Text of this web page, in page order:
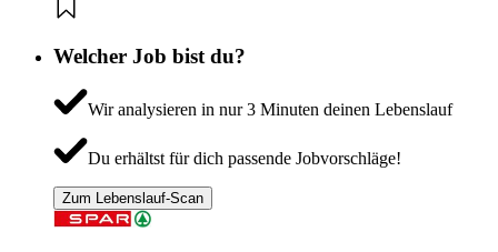
Welcher Job bist du?
Wir analysieren in nur 3 Minuten deinen Lebenslauf
Du erhältst für dich passende Jobvorschläge!
Zum Lebenslauf-Scan